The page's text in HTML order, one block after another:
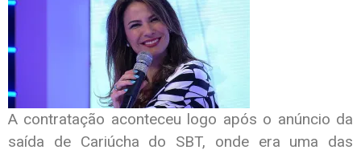
A contratação aconteceu logo após o anúncio da
saída de Cariúcha do SBT, onde era uma das